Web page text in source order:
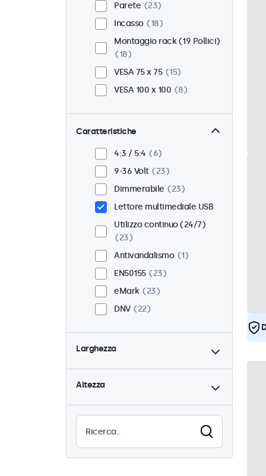
Parete
23
Incasso
18
Montaggio rack (19 Pollici)
18
VESA 75 x 75
15
VESA 100 x 100
8
Caratteristiche
4:3 / 5:4
6
9-36 Volt
23
Dimmerabile
23
Lettore multimediale USB
Utilizzo continuo (24/7)
23
Antivandalismo
1
EN50155
23
eMark
23
DNV
22
Larghezza
Altezza